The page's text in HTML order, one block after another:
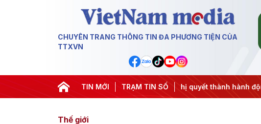
CHUYÊN TRANG THÔNG TIN ĐA PHƯƠNG TIỆN CỦA
TTXVN
TIN MỚI TRẠM TIN SỐ
#APEC 2027 #Đưa Nghị quyết thành hành động #Chiến dịch
Thế giới